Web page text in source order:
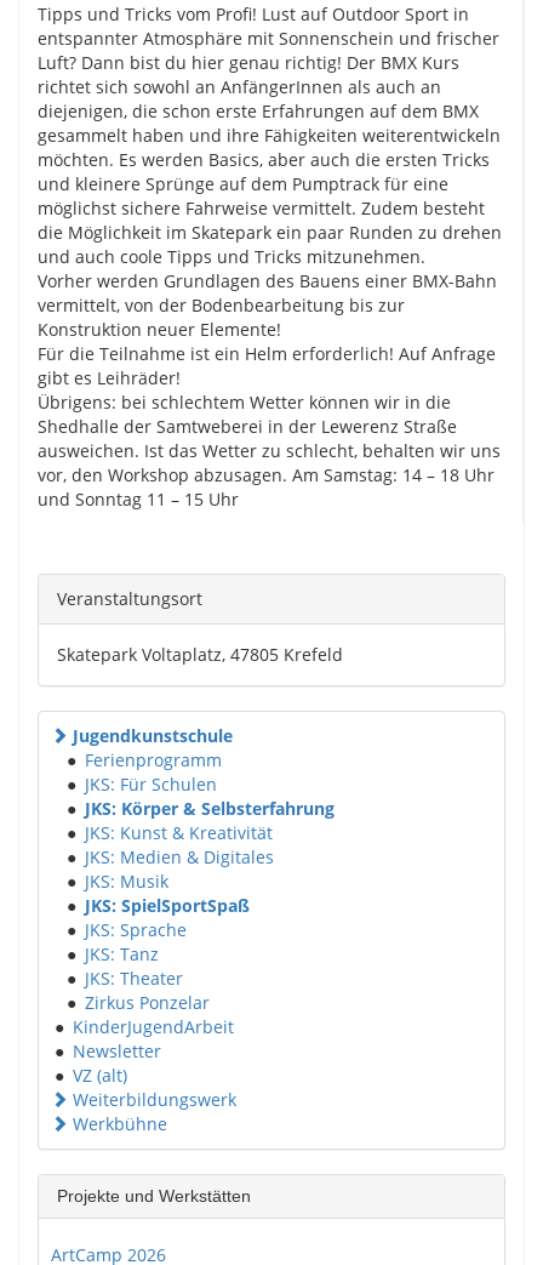
Tipps und Tricks vom Profi! Lust auf Outdoor Sport in
entspannter Atmosphäre mit Sonnenschein und frischer
Luft? Dann bist du hier genau richtig! Der BMX Kurs
richtet sich sowohl an AnfängerInnen als auch an
diejenigen, die schon erste Erfahrungen auf dem BMX
gesammelt haben und ihre Fähigkeiten weiterentwickeln
möchten. Es werden Basics, aber auch die ersten Tricks
und kleinere Sprünge auf dem Pumptrack für eine
möglichst sichere Fahrweise vermittelt. Zudem besteht
die Möglichkeit im Skatepark ein paar Runden zu drehen
und auch coole Tipps und Tricks mitzunehmen.
Vorher werden Grundlagen des Bauens einer BMX-Bahn
vermittelt, von der Bodenbearbeitung bis zur
Konstruktion neuer Elemente!
Für die Teilnahme ist ein Helm erforderlich! Auf Anfrage
gibt es Leihräder!
Übrigens: bei schlechtem Wetter können wir in die
Shedhalle der Samtweberei in der Lewerenz Straße
ausweichen. Ist das Wetter zu schlecht, behalten wir uns
vor, den Workshop abzusagen. Am Samstag: 14 – 18 Uhr
und Sonntag 11 – 15 Uhr
Veranstaltungsort
Skatepark Voltaplatz, 47805 Krefeld
Jugendkunstschule
● Ferienprogramm
● JKS: Für Schulen
● JKS: Körper & Selbsterfahrung
● JKS: Kunst & Kreativität
● JKS: Medien & Digitales
● JKS: Musik
● JKS: SpielSportSpaß
● JKS: Sprache
● JKS: Tanz
● JKS: Theater
● Zirkus Ponzelar
● KinderJugendArbeit
● Newsletter
● VZ (alt)
Weiterbildungswerk
Werkbühne
Projekte und Werkstätten
ArtCamp 2026